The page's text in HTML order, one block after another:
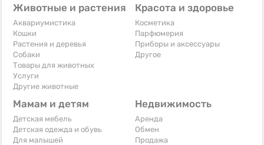
Животные и растения
Аквариумистика
Кошки
Растения и деревья
Собаки
Товары для животных
Услуги
Другие животные
Красота и здоровье
Косметика
Парфюмерия
Приборы и аксессуары
Другое
Мамам и детям
Детская мебель
Детская одежда и обувь
Для малышей
Недвижимость
Аренда
Обмен
Продажа